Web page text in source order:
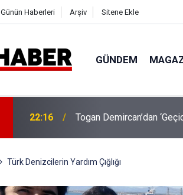
Günün Haberleri Arşiv Sitene Ekle
GÜNDEM
19:32 Sıcak Havalarda Ödem
Türk Denizcilerin Yardım Çığlığı